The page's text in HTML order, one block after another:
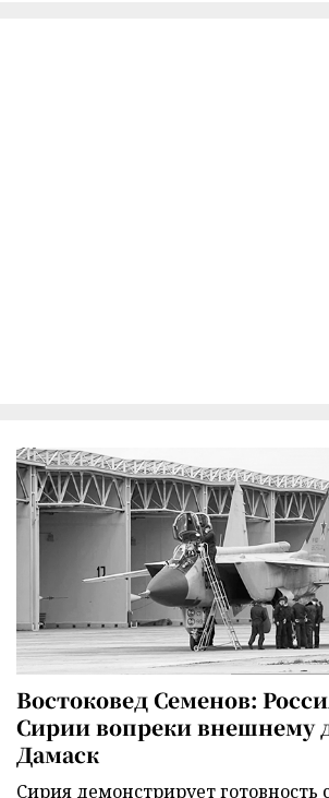
Востоковед Семенов:
Сирии вопреки внешнему
Дамаск
Сирия демонстрирует готовность